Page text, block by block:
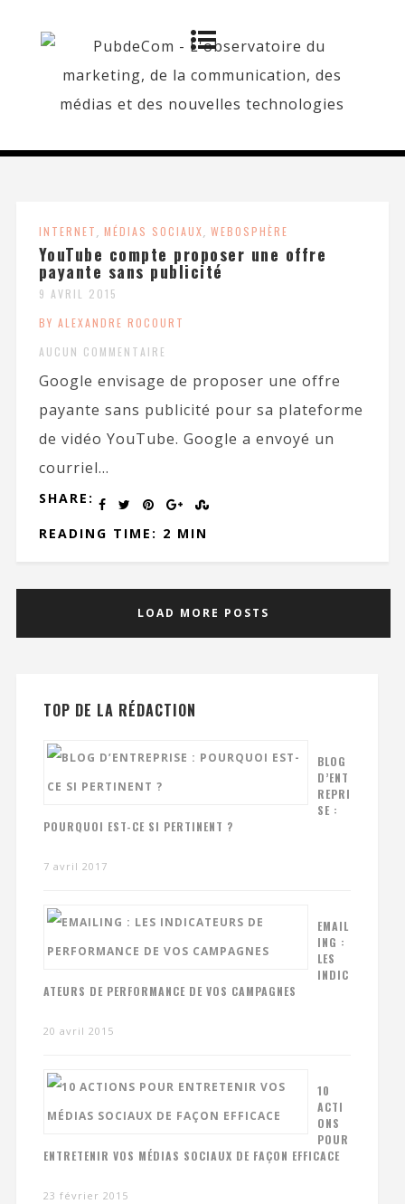
INTERNET, MÉDIAS SOCIAUX, WEBOSPHÈRE
YouTube compte proposer une offre
payante sans publicité
9 AVRIL 2015
BY ALEXANDRE ROCOURT
AUCUN COMMENTAIRE
Google envisage de proposer une offre
payante sans publicité pour sa plateforme
de vidéo YouTube. Google a envoyé un
courriel...
SHARE:
READING TIME: 2 MIN
LOAD MORE POSTS
TOP DE LA RÉDACTION
BLOG
D’ENT
REPRI
SE :
POURQUOI EST-CE SI PERTINENT ?
7 avril 2017
EMAIL
ING :
LES
INDIC
ATEURS DE PERFORMANCE DE VOS CAMPAGNES
20 avril 2015
10
ACTI
ONS
POUR
ENTRETENIR VOS MÉDIAS SOCIAUX DE FAÇON EFFICACE
23 février 2015